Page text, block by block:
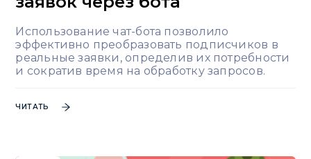
Использование чат-бота позволило
эффективно преобразовать подписчиков в
реальные заявки, определив их потребности
и сократив время на обработку запросов.
ЧИТАТЬ